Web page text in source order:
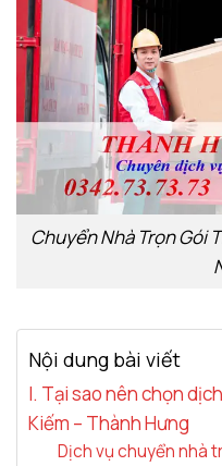
Chuyển Nhà Trọn Gói
Nội dung bài viết
I. Tại sao nên chọn
Kiếm – Thành Hưng
Dịch vụ chuyển nhà